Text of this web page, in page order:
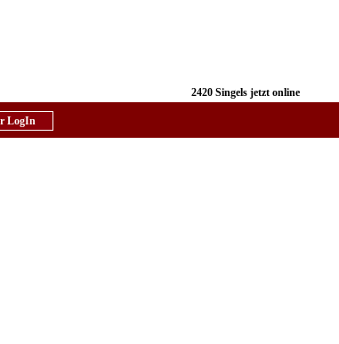
2420 Singels jetzt online